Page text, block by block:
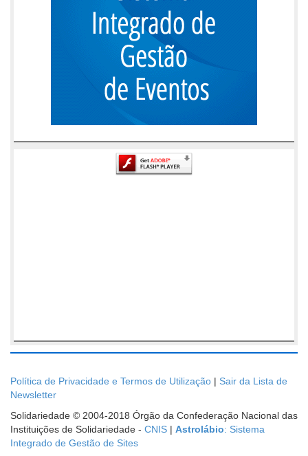
Política de Privacidade e Termos de Utilização | Sair da Lista de
Newsletter
Solidariedade © 2004-2018 Órgão da Confederação Nacional das
Instituições de Solidariedade - CNIS | Astrolábio: Sistema
Integrado de Gestão de Sites